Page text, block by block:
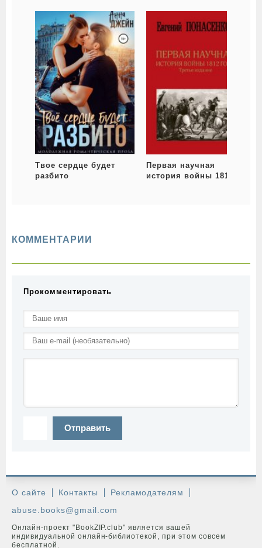
Твое сердце будет
разбито
Первая научная
история войны 1812
КОММЕНТАРИИ
Прокомментировать
Отправить
О сайте Контакты
Рекламодателям
abuse.books@gmail.com
Онлайн-проект "BookZIP.club" является вашей
индивидуальной онлайн-библиотекой, при этом совсем
бесплатной.